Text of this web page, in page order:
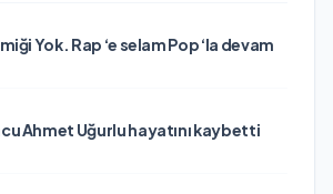
Yok. Rap ‘e selam Pop ‘la devam
Ahmet Uğurlu hayatını kaybetti